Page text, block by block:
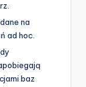
na
ad hoc.
baz